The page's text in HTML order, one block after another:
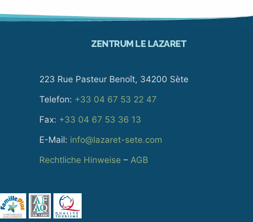
ZENTRUM LE LAZARET
223 Rue Pasteur Benoît, 34200 Sète
Telefon: +33 04 67 53 22 47
Fax: +33 04 67 53 36 13
E-Mail: info@lazaret-sete.com
Rechtliche Hinweise –AGB